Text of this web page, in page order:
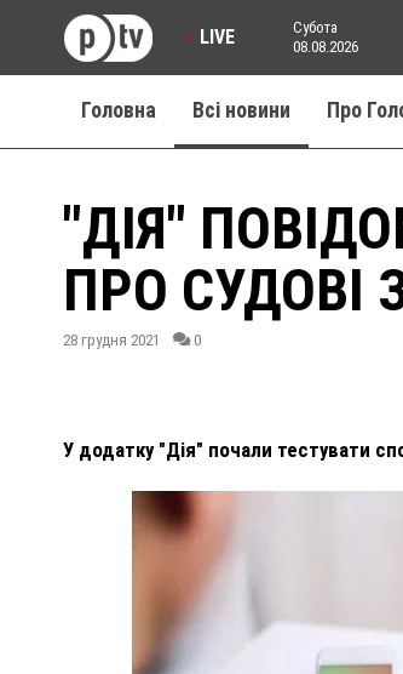
LIVE
Субота
08.08.2026
Головна Всі новини Про
"ДІЯ"
ПРО СУДОВІ
28 грудня 2021 0
У додатку "Дія" почали тестувати